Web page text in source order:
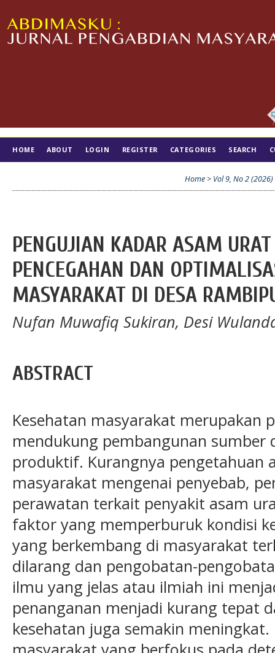
HOME ABOUT LOGIN REGISTER CATEGORIES SEARCH
Home > Vol 9, No 2 (2026)
PENGUJIAN KADAR ASAM
PENCEGAHAN DAN
MASYARAKAT DI DESA
Nufan Muwafiq Sukiran, Desi
ABSTRACT
Kesehatan masyarakat merupakan
mendukung pembangunan sumber
produktif. Kurangnya pengetahuan
masyarakat mengenai penyebab,
perawatan terkait penyakit asam
faktor yang memperburuk kondisi
yang berkembang di masyarakat
dilarang dan pengobatan-
ilmu yang jelas atau ilmiah ini
penanganan menjadi kurang tepat
kesehatan juga semakin